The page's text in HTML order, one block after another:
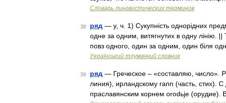
Словарь лингвистических терминов
38 ряд — у, ч. 1) Сукупність однорідних
одне за одним, витягнутих в одну
повз одного, один за одним, один біля
Український тлумачний словник
39 ряд — Греческое – «составляю, число».
линия), ирландскому rann (часть, стих).
праславянским корнем orodьje (орудие).